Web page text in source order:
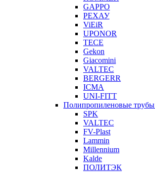
GAPPO
РЕХАУ
ViEiR
UPONOR
TECE
Gekon
Giacomini
VALTEC
BERGERR
ICMA
UNI-FITT
Полипропиленовые трубы
SPK
VALTEC
FV-Plast
Lammin
Millennium
Kalde
ПОЛИТЭК